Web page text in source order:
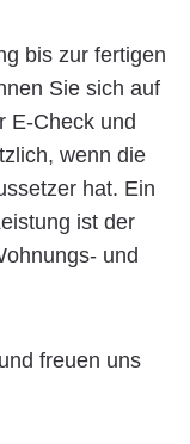
bis zur fertigen
Sie sich auf
E-Check und
wenn die
hat. Ein
ist der
und
freuen uns